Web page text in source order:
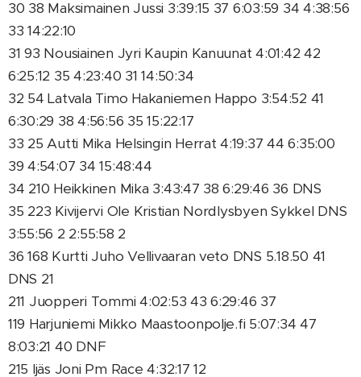
30 38 Maksimainen Jussi 3:39:15 37 6:03:59 34 4:38:56
33 14:22:10
31 93 Nousiainen Jyri Kaupin Kanuunat 4:01:42 42
6:25:12 35 4:23:40 31 14:50:34
32 54 Latvala Timo Hakaniemen Happo 3:54:52 41
6:30:29 38 4:56:56 35 15:22:17
33 25 Autti Mika Helsingin Herrat 4:19:37 44 6:35:00
39 4:54:07 34 15:48:44
34 210 Heikkinen Mika 3:43:47 38 6:29:46 36 DNS
35 223 Kivijervi Ole Kristian Nordlysbyen Sykkel DNS
3:55:56 2 2:55:58 2
36 168 Kurtti Juho Vellivaaran veto DNS 5.18.50 41
DNS 21
211 Juopperi Tommi 4:02:53 43 6:29:46 37
119 Harjuniemi Mikko Maastoonpolje.fi 5:07:34 47
8:03:21 40 DNF
215 Ijäs Joni Pm Race 4:32:17 12